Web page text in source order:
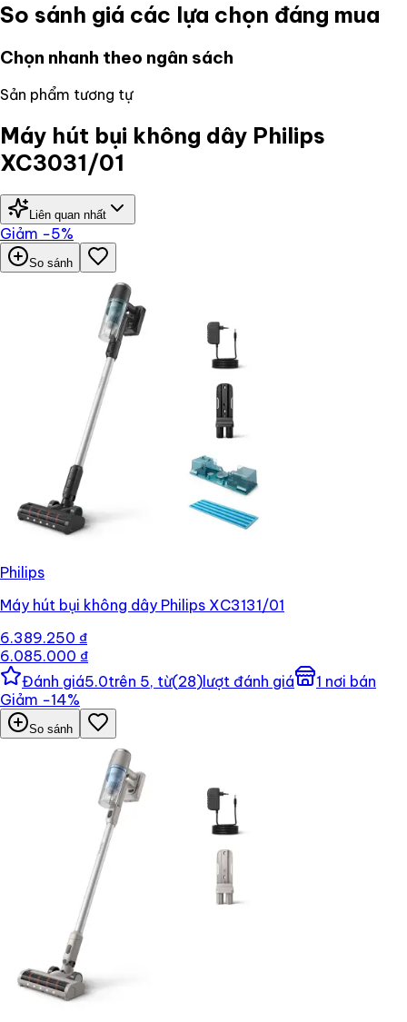
So sánh giá các lựa chọn đáng mua
Chọn nhanh theo ngân sách
Sản phẩm tương tự
Máy hút bụi không dây Philips
XC3031/01
Liên quan nhất
Giảm −5%
So sánh
Philips
Máy hút bụi không dây Philips XC3131/01
6.389.250 ₫
6.085.000 ₫
Đánh giá5.0trên 5, từ(28)lượt đánh giá 1 nơi bán
Giảm −14%
So sánh